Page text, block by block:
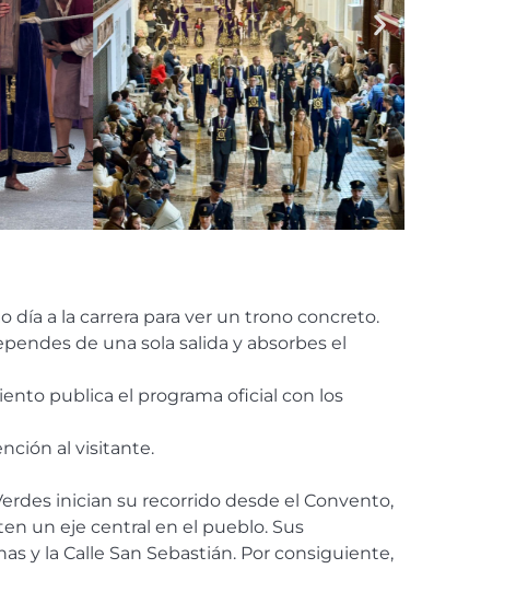
a la carrera para ver un trono concreto.
de una sola salida y absorbes el
publica el programa oficial con los
al visitante.
inician su recorrido desde el Convento,
un eje central en el pueblo. Sus
y la Calle San Sebastián. Por consiguiente,